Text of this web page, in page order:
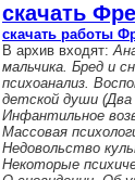
скачать
скачать работы
В архив входят:
мальчика. Бред и
психоанализ.
детской души (Два
Инфантильное
Массовая
Недовольство
Некоторые